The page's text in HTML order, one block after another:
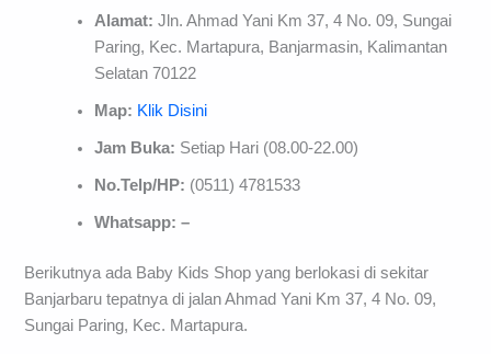
Alamat:Jln. Ahmad Yani Km 37, 4 No. 09, Sungai
Paring, Kec. Martapura, Banjarmasin, Kalimantan
Selatan 70122
Map: Klik Disini
Jam Buka: Setiap Hari (08.00-22.00)
No.Telp/HP: (0511) 4781533
Whatsapp: –
Berikutnya ada Baby Kids Shop yang berlokasi di sekitar
Banjarbaru tepatnya di jalan Ahmad Yani Km 37, 4 No. 09,
Sungai Paring, Kec. Martapura.